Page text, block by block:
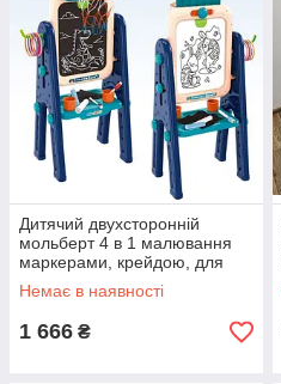
Дитячий двухсторонній
мольберт 4 в 1 малювання
маркерами, крейдою, для
активної гри в мяч та
навчальні програми
Немає в наявності
1 666 ₴